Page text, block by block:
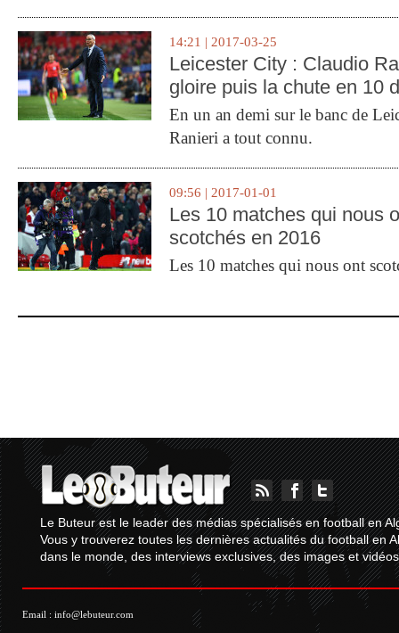
14:21 | 2017-03-25
Leicester City : Claudio
gloire puis la chute en 10
En un an demi sur le banc de
Ranieri a tout connu.
09:56 | 2017-01-01
Les 10 matches qui nous
scotchés en 2016
Les 10 matches qui nous ont
Le Buteur est le leader des médias spécialisés en football en
Vous y trouverez toutes les dernières actualités du football en
dans le monde, des interviews exclusives, des images et
Email : info@lebuteur.com